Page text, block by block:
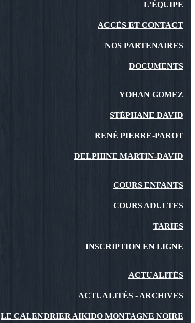
L'ÉQUIPE
ACCÈS ET CONTACT
NOS PARTENAIRES
DOCUMENTS
YOHAN GOMEZ
STÉPHANE DAVID
RENÉ PIERRE-PAROT
DELPHINE MARTIN-DAVID
COURS ENFANTS
COURS ADULTES
TARIFS
INSCRIPTION EN LIGNE
ACTUALITÉS
ACTUALITÉS - ARCHIVES
LE CALENDRIER AIKIDO MONTAGNE NOIRE